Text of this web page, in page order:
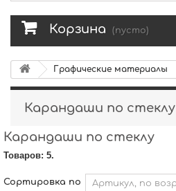
Корзина (пусто)
Графические материалы
Карандаши по стеклу
Карандаши по стеклу
Товаров: 5.
Сортировка по